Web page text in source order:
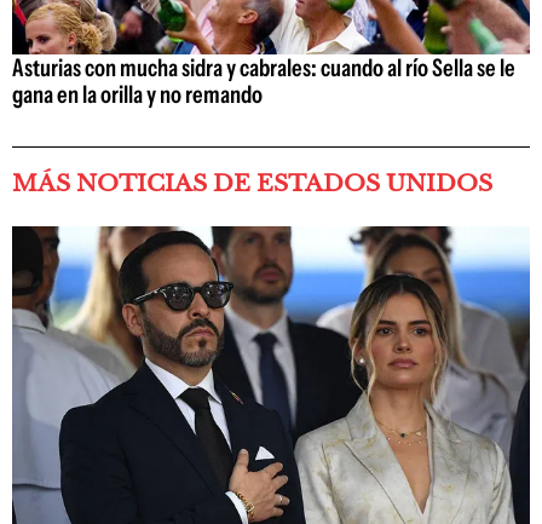
Asturias con mucha sidra y cabrales: cuando al río Sella se le
gana en la orilla y no remando
MÁS NOTICIAS DE ESTADOS UNIDOS